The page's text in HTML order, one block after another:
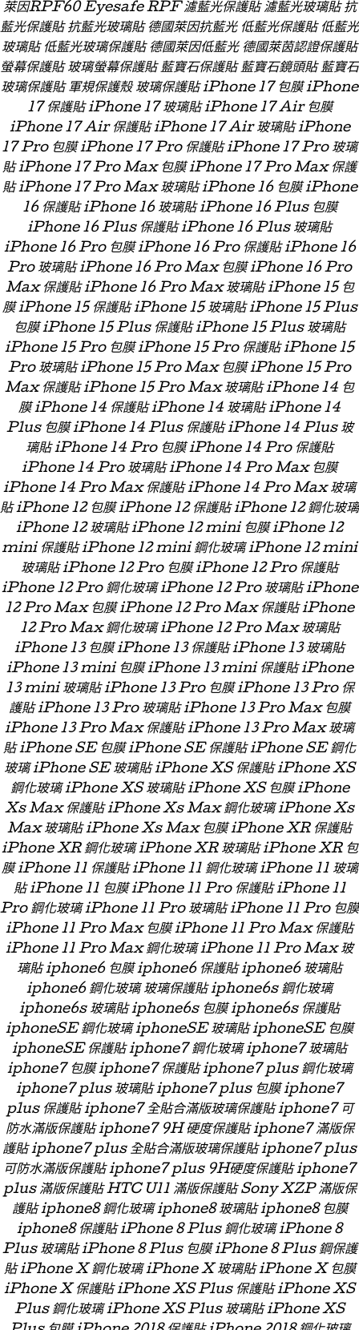
萊因RPF60 Eyesafe RPF 濾藍光保護貼 濾藍光玻璃貼 抗
藍光保護貼 抗藍光玻璃貼 德國萊因抗藍光 低藍光保護貼 低藍光
玻璃貼 低藍光玻璃保護貼 德國萊因低藍光 德國萊茵認證保護貼
螢幕保護貼 玻璃螢幕保護貼 藍寶石保護貼 藍寶石鏡頭貼 藍寶石
玻璃保護貼 軍規保護殼 玻璃保護貼 iPhone 17 包膜 iPhone
17 保護貼 iPhone 17 玻璃貼 iPhone 17 Air 包膜
iPhone 17 Air 保護貼 iPhone 17 Air 玻璃貼 iPhone
17 Pro 包膜 iPhone 17 Pro 保護貼 iPhone 17 Pro 玻璃
貼 iPhone 17 Pro Max 包膜 iPhone 17 Pro Max 保護
貼 iPhone 17 Pro Max 玻璃貼 iPhone 16 包膜 iPhone
16 保護貼 iPhone 16 玻璃貼 iPhone 16 Plus 包膜
iPhone 16 Plus 保護貼 iPhone 16 Plus 玻璃貼
iPhone 16 Pro 包膜 iPhone 16 Pro 保護貼 iPhone 16
Pro 玻璃貼 iPhone 16 Pro Max 包膜 iPhone 16 Pro
Max 保護貼 iPhone 16 Pro Max 玻璃貼 iPhone 15 包
膜 iPhone 15 保護貼 iPhone 15 玻璃貼 iPhone 15 Plus
包膜 iPhone 15 Plus 保護貼 iPhone 15 Plus 玻璃貼
iPhone 15 Pro 包膜 iPhone 15 Pro 保護貼 iPhone 15
Pro 玻璃貼 iPhone 15 Pro Max 包膜 iPhone 15 Pro
Max 保護貼 iPhone 15 Pro Max 玻璃貼 iPhone 14 包
膜 iPhone 14 保護貼 iPhone 14 玻璃貼 iPhone 14
Plus 包膜 iPhone 14 Plus 保護貼 iPhone 14 Plus 玻
璃貼 iPhone 14 Pro 包膜 iPhone 14 Pro 保護貼
iPhone 14 Pro 玻璃貼 iPhone 14 Pro Max 包膜
iPhone 14 Pro Max 保護貼 iPhone 14 Pro Max 玻璃
貼 iPhone 12 包膜 iPhone 12 保護貼 iPhone 12 鋼化玻璃
iPhone 12 玻璃貼 iPhone 12 mini 包膜 iPhone 12
mini 保護貼 iPhone 12 mini 鋼化玻璃 iPhone 12 mini
玻璃貼 iPhone 12 Pro 包膜 iPhone 12 Pro 保護貼
iPhone 12 Pro 鋼化玻璃 iPhone 12 Pro 玻璃貼 iPhone
12 Pro Max 包膜 iPhone 12 Pro Max 保護貼 iPhone
12 Pro Max 鋼化玻璃 iPhone 12 Pro Max 玻璃貼
iPhone 13 包膜 iPhone 13 保護貼 iPhone 13 玻璃貼
iPhone 13 mini 包膜 iPhone 13 mini 保護貼 iPhone
13 mini 玻璃貼 iPhone 13 Pro 包膜 iPhone 13 Pro 保
護貼 iPhone 13 Pro 玻璃貼 iPhone 13 Pro Max 包膜
iPhone 13 Pro Max 保護貼 iPhone 13 Pro Max 玻璃
貼 iPhone SE 包膜 iPhone SE 保護貼 iPhone SE 鋼化
玻璃 iPhone SE 玻璃貼 iPhone XS 保護貼 iPhone XS
鋼化玻璃 iPhone XS 玻璃貼 iPhone XS 包膜 iPhone
Xs Max 保護貼 iPhone Xs Max 鋼化玻璃 iPhone Xs
Max 玻璃貼 iPhone Xs Max 包膜 iPhone XR 保護貼
iPhone XR 鋼化玻璃 iPhone XR 玻璃貼 iPhone XR 包
膜 iPhone 11 保護貼 iPhone 11 鋼化玻璃 iPhone 11 玻璃
貼 iPhone 11 包膜 iPhone 11 Pro 保護貼 iPhone 11
Pro 鋼化玻璃 iPhone 11 Pro 玻璃貼 iPhone 11 Pro 包膜
iPhone 11 Pro Max 包膜 iPhone 11 Pro Max 保護貼
iPhone 11 Pro Max 鋼化玻璃 iPhone 11 Pro Max 玻
璃貼 iphone6 包膜 iphone6 保護貼 iphone6 玻璃貼
iphone6 鋼化玻璃 玻璃保護貼 iphone6s 鋼化玻璃
iphone6s 玻璃貼 iphone6s 包膜 iphone6s 保護貼
iphoneSE 鋼化玻璃 iphoneSE 玻璃貼 iphoneSE 包膜
iphoneSE 保護貼 iphone7 鋼化玻璃 iphone7 玻璃貼
iphone7 包膜 iphone7 保護貼 iphone7 plus 鋼化玻璃
iphone7 plus 玻璃貼 iphone7 plus 包膜 iphone7
plus 保護貼 iphone7 全貼合滿版玻璃保護貼 iphone7 可
防水滿版保護貼 iphone7 9H 硬度保護貼 iphone7 滿版保
護貼 iphone7 plus 全貼合滿版玻璃保護貼 iphone7 plus
可防水滿版保護貼 iphone7 plus 9H硬度保護貼 iphone7
plus 滿版保護貼 HTC U11 滿版保護貼 Sony XZP 滿版保
護貼 iphone8 鋼化玻璃 iphone8 玻璃貼 iphone8 包膜
iphone8 保護貼 iPhone 8 Plus 鋼化玻璃 iPhone 8
Plus 玻璃貼 iPhone 8 Plus 包膜 iPhone 8 Plus 鋼保護
貼 iPhone X 鋼化玻璃 iPhone X 玻璃貼 iPhone X 包膜
iPhone X 保護貼 iPhone XS Plus 保護貼 iPhone XS
Plus 鋼化玻璃 iPhone XS Plus 玻璃貼 iPhone XS